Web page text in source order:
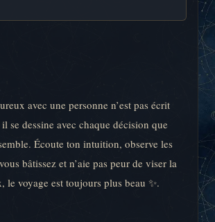
avec une personne n’est pas écrit
se dessine avec chaque décision que
Écoute ton intuition, observe les
bâtissez et n’aie pas peur de viser la
le voyage est toujours plus beau ✨.